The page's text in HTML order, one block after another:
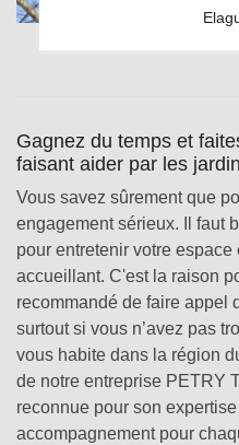
Gagnez du temps et
faisant aider par les
Vous savez sûrement que
engagement sérieux. Il faut
pour entretenir votre
accueillant. C'est la raison
recommandé de faire appel
surtout si vous n’avez pas
vous habite dans la région
de notre entreprise PETRY
reconnue pour son
accompagnement pour